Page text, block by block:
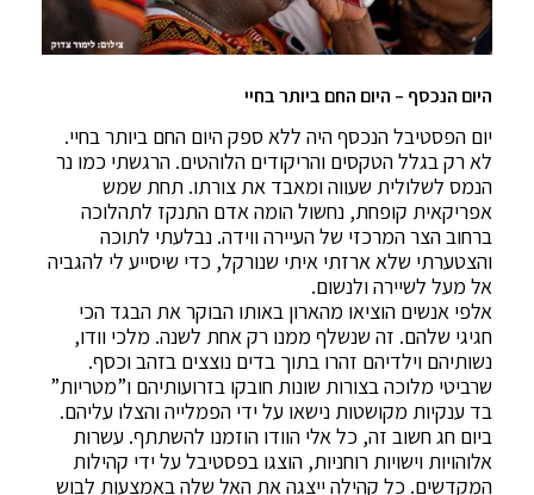
היום הנכסף – היום החם ביותר בחיי
יום הפסטיבל הנכסף היה ללא ספק היום החם ביותר בחיי.
לא רק בגלל הטקסים והריקודים הלוהטים. הרגשתי כמו נר
הנמס לשלולית שעווה ומאבד את צורתו. תחת שמש
אפריקאית קופחת, נחשול הומה אדם התנקז לתהלוכה
ברחוב הצר המרכזי של העיירה ווידה. נבלעתי לתוכה
והצטערתי שלא ארזתי איתי שנורקל, כדי שיסייע לי להגביה
אל מעל לשיירה ולנשום.
אלפי אנשים הוציאו מהארון באותו הבוקר את הבגד הכי
חגיגי שלהם. זה שנשלף ממנו רק אחת לשנה. מלכי וודו,
נשותיהם וילדיהם זהרו בתוך בדים נוצצים בזהב וכסף.
שרביטי מלוכה בצורות שונות חובקו בזרועותיהם ו”מטריות”
בד ענקיות מקושטות נישאו על ידי הפמלייה והצלו עליהם.
ביום חג חשוב זה, כל אלי הוודו הוזמנו להשתתף. עשרות
אלוהויות וישויות רוחניות, הוצגו בפסטיבל על ידי קהילות
המקדשים. כל קהילה ייצגה את האל שלה באמצעות לבוש